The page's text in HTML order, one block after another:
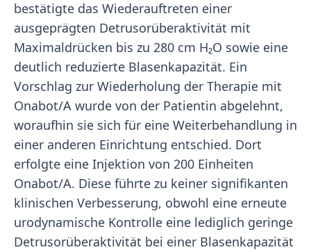
bestätigte das Wiederauftreten einer
ausgeprägten Detrusorüberaktivität mit
Maximaldrücken bis zu 280 cm H₂O sowie eine
deutlich reduzierte Blasenkapazität. Ein
Vorschlag zur Wiederholung der Therapie mit
Onabot/A wurde von der Patientin abgelehnt,
woraufhin sie sich für eine Weiterbehandlung in
einer anderen Einrichtung entschied. Dort
erfolgte eine Injektion von 200 Einheiten
Onabot/A. Diese führte zu keiner signifikanten
klinischen Verbesserung, obwohl eine erneute
urodynamische Kontrolle eine lediglich geringe
Detrusorüberaktivität bei einer Blasenkapazität